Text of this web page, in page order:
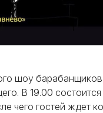
шоу
В 19.00
чего гостей ждет